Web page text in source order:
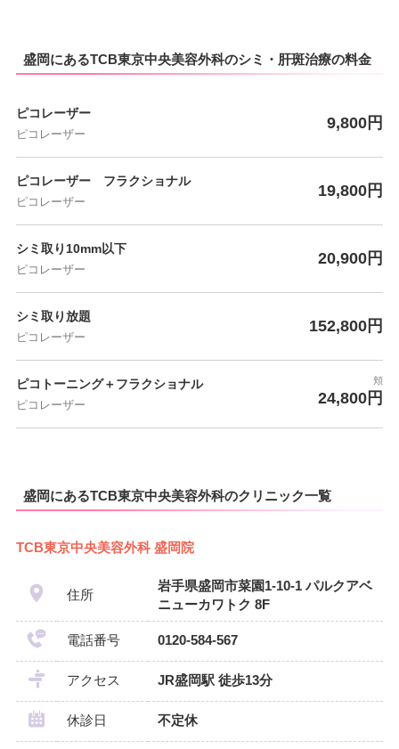
盛岡にあるTCB東京中央美容外科のシミ・肝斑治療の料金
ピコレーザー
ピコレーザー
9,800円
ピコレーザー フラクショナル
ピコレーザー
19,800円
シミ取り10mm以下
ピコレーザー
20,900円
シミ取り放題
ピコレーザー
152,800円
ピコトーニング＋フラクショナル
ピコレーザー
頬
24,800円
盛岡にあるTCB東京中央美容外科のクリニック一覧
TCB東京中央美容外科 盛岡院
住所
岩手県盛岡市菜園1-10-1 パルクアベ
ニューカワトク 8F
電話番号 0120-584-567
アクセス JR盛岡駅 徒歩13分
休診日 不定休